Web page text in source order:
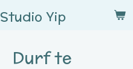
Studio Yip
Durf te